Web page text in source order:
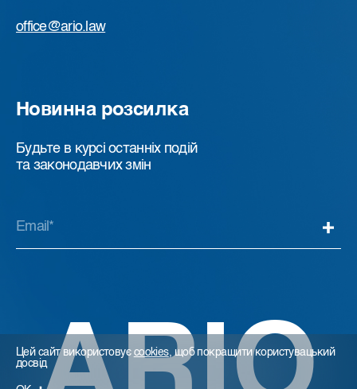
office@ario.law
Новинна розсилка
Будьте в курсі останніх подій
та законодавчих змін
Цей сайт використовує cookies, щоб покращити користувацький
досвід